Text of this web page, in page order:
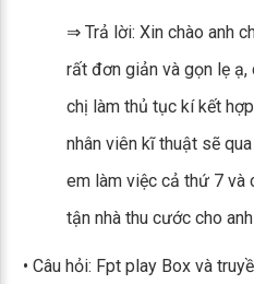
⇒ Trả lời: Xin chào anh
rất đơn giản và gọn lẹ ạ,
chị làm thủ tục kí kết
nhân viên kĩ thuật sẽ
em làm việc cả thứ 7 và
tận nhà thu cước cho
• Câu hỏi: Fpt play Box và